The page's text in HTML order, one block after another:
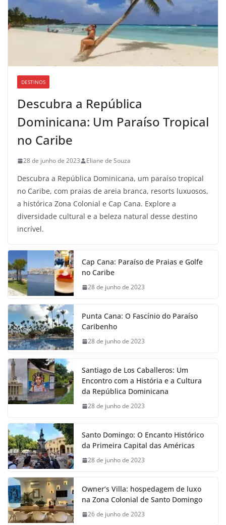
DESTINOS
Descubra a República
Dominicana: Um Paraíso Tropical
no Caribe
28 de junho de 2023 Eliane de Souza
Descubra a República Dominicana, um paraíso tropical
no Caribe, com praias de areia branca, resorts luxuosos,
a histórica Zona Colonial e Cap Cana. Explore a
diversidade cultural e a beleza natural desse destino
incrível.
Cap Cana: Paraíso de Praias e Golfe
no Caribe
28 de junho de 2023
Punta Cana: O Fascínio do Paraíso
Caribenho
28 de junho de 2023
Santiago de Los Caballeros: Um
Encontro com a História e a Cultura
da República Dominicana
28 de junho de 2023
Santo Domingo: O Encanto Histórico
da Primeira Capital das Américas
28 de junho de 2023
Owner’s Villa: hospedagem de luxo
na Zona Colonial de Santo Domingo
26 de junho de 2023